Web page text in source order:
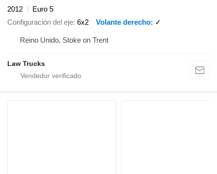
2012
Euro 5
Configuración del eje 6x2 Volante derecho ✓
Reino Unido, Stoke on Trent
Law Trucks